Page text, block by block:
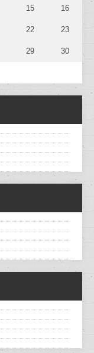
15 16
22 23
29 30